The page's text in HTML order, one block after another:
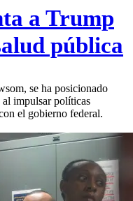
a Trump
pública
se ha posicionado
impulsar políticas
el gobierno federal.